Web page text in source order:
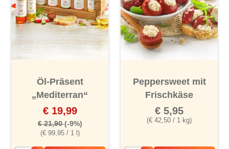
Öl-Präsent
„Mediterran“
(€ 99,95 / 1 l)
€ 19,99
€ 21,90(-9%)
Peppersweet mit
Frischkäse
(€ 42,50 / 1 kg)
€ 5,95